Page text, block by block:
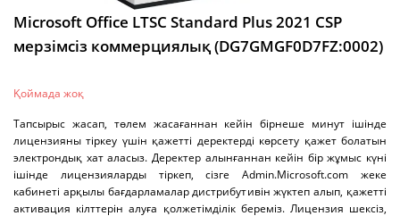
Microsoft Office LTSC Standard Plus 2021 CSP
мерзімсіз коммерциялық (DG7GMGF0D7FZ:0002)
Қоймада жоқ
Тапсырыс жасап, төлем жасағаннан кейін бірнеше минут ішінде
лицензияны тіркеу үшін қажетті деректерді көрсету қажет болатын
электрондық хат аласыз. Деректер алынғаннан кейін бір жұмыс күні
ішінде лицензияларды тіркеп, сізге Admin.Microsoft.com жеке
кабинеті арқылы бағдарламалар дистрибутивін жүктеп алып, қажетті
активация кілттерін алуға қолжетімділік береміз. Лицензия шексіз,